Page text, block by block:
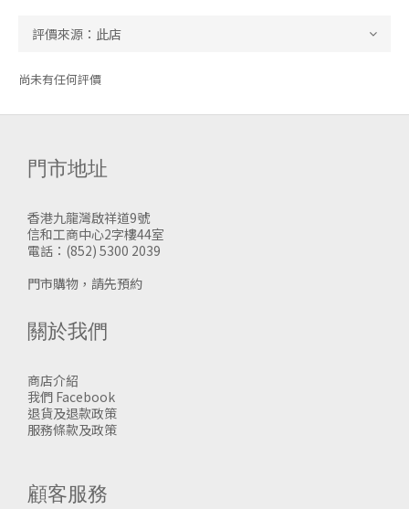
尚未有任何評價
門市地址
香港九龍灣啟祥道9號
信和工商中心2字樓44室
電話：(852) 5300 2039
門市購物，請先預約
關於我們
商店介紹
我們 Facebook
退貨及退款政策
服務條款及政策
顧客服務